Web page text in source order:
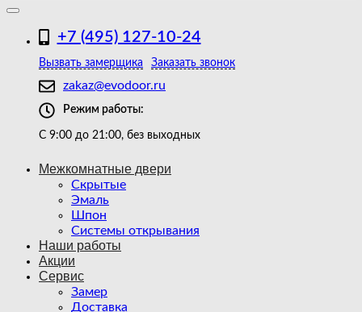
+7 (495) 127-10-24
Вызвать замерщика Заказать звонок
zakaz@evodoor.ru
Режим работы:
С 9:00 до 21:00, без выходных
Межкомнатные двери
Скрытые
Эмаль
Шпон
Системы открывания
Наши работы
Акции
Сервис
Замер
Доставка